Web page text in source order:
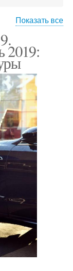
Показать все
2019: